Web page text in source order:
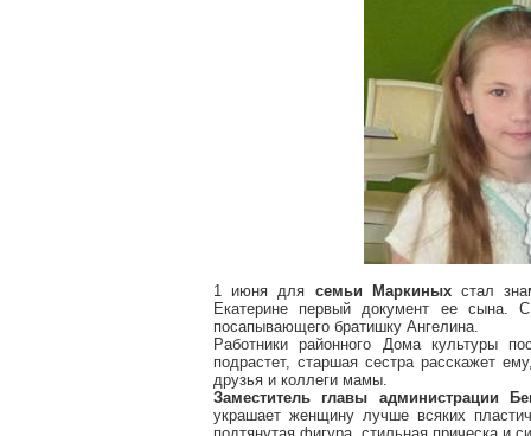
1 июня для семьи Маркиных стал
Екатерине первый документ ее сына.
посапывающего братишку Ангелина.
Работники районного Дома культуры
подрастет, старшая сестра расскажет
друзья и коллеги мамы.
Заместитель главы администрации
украшает женщину лучше всяких